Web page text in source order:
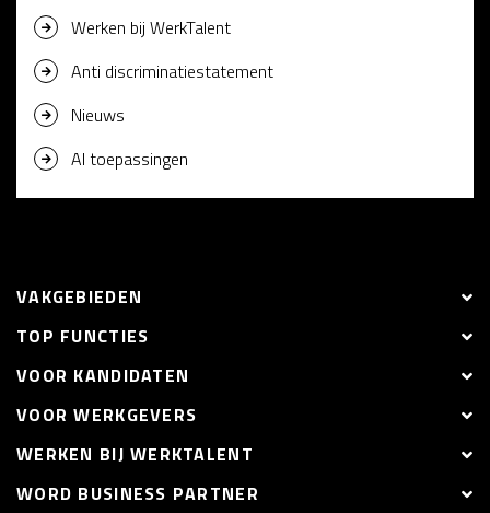
Werken bij WerkTalent
Anti discriminatiestatement
Nieuws
AI toepassingen
VAKGEBIEDEN
TOP FUNCTIES
VOOR KANDIDATEN
VOOR WERKGEVERS
WERKEN BIJ WERKTALENT
WORD BUSINESS PARTNER